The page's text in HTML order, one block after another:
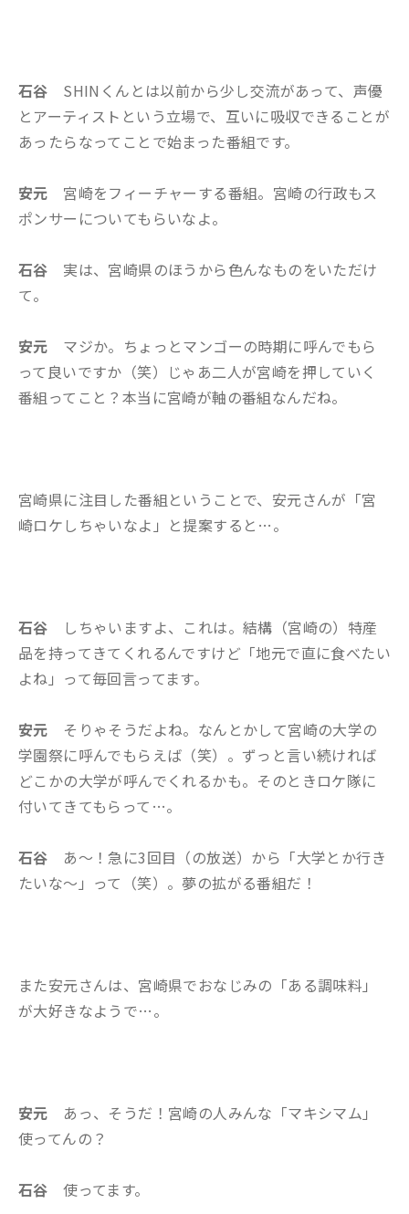
石谷 SHINくんとは以前から少し交流があって、声優
とアーティストという立場で、互いに吸収できることが
あったらなってことで始まった番組です。
安元 宮崎をフィーチャーする番組。宮崎の行政もス
ポンサーについてもらいなよ。
石谷 実は、宮崎県のほうから色んなものをいただけ
て。
安元 マジか。ちょっとマンゴーの時期に呼んでもら
って良いですか（笑）じゃあ二人が宮崎を押していく
番組ってこと？本当に宮崎が軸の番組なんだね。
宮崎県に注目した番組ということで、安元さんが「宮
崎ロケしちゃいなよ」と提案すると…。
石谷 しちゃいますよ、これは。結構（宮崎の）特産
品を持ってきてくれるんですけど「地元で直に食べたい
よね」って毎回言ってます。
安元 そりゃそうだよね。なんとかして宮崎の大学の
学園祭に呼んでもらえば（笑）。ずっと言い続ければ
どこかの大学が呼んでくれるかも。そのときロケ隊に
付いてきてもらって…。
石谷 あ～！急に3回目（の放送）から「大学とか行き
たいな～」って（笑）。夢の拡がる番組だ！
また安元さんは、宮崎県でおなじみの「ある調味料」
が大好きなようで…。
安元 あっ、そうだ！宮崎の人みんな「マキシマム」
使ってんの？
石谷 使ってます。